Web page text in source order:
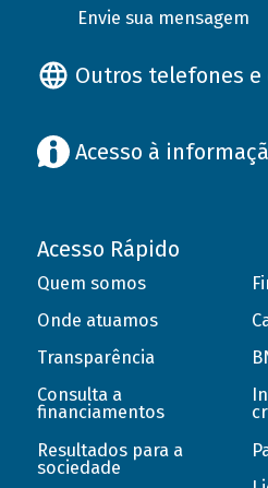
Envie sua mensagem
Outros telefones e
Acesso à
Acesso Rápido
Quem somos
Onde atuamos
Transparência
Consulta a
financiamentos
Resultados para a
sociedade